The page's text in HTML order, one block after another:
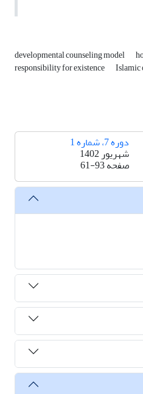
developmental counseling model
responsibility for existence
دوره 7، شماره 1
شهریور 1402
صفحه61-93